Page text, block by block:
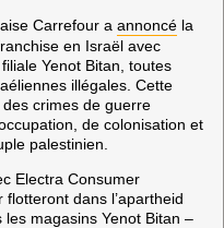
Carrefour a annoncé la
en Israël avec
Yenot Bitan, toutes
illégales. Cette
crimes de guerre
de colonisation et
palestinien.
Electra Consumer
dans l’apartheid
magasins Yenot Bitan –